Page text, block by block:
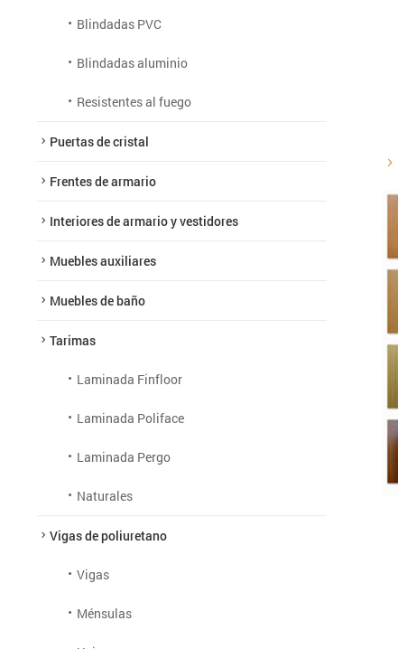
Blindadas PVC
Blindadas aluminio
Resistentes al fuego
Puertas de cristal
Frentes de armario
Interiores de armario y vestidores
Muebles auxiliares
Muebles de baño
Tarimas
Laminada Finfloor
Laminada Poliface
Laminada Pergo
Naturales
Vigas de poliuretano
Vigas
Ménsulas